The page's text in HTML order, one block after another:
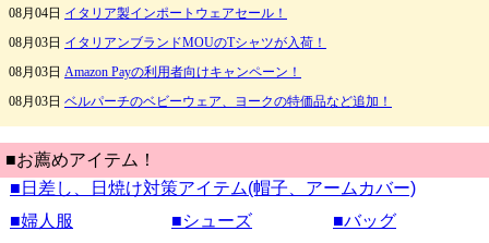
■お薦めアイテム！
■日差し、日焼け対策アイテム(帽子、アームカバー)
■婦人服
■シューズ
■バッグ